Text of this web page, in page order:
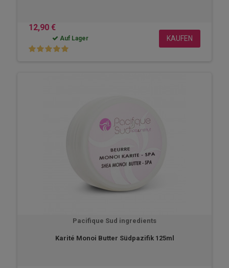
12,90 €
Auf Lager KAUFEN
Pacifique Sud ingredients
Karité Monoi Butter Südpazifik 125ml